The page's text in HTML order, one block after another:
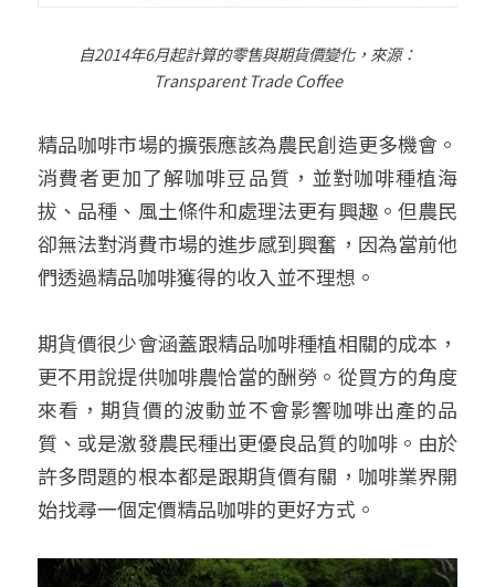
自2014年6月起計算的零售與期貨價變化，來源：
Transparent Trade Coffee
精品咖啡市場的擴張應該為農民創造更多機會。
消費者更加了解咖啡豆品質，並對咖啡種植海
拔、品種、風土條件和處理法更有興趣。但農民
卻無法對消費市場的進步感到興奮，因為當前他
們透過精品咖啡獲得的收入並不理想。
期貨價很少會涵蓋跟精品咖啡種植相關的成本，
更不用說提供咖啡農恰當的酬勞。從買方的角度
來看，期貨價的波動並不會影響咖啡出產的品
質、或是激發農民種出更優良品質的咖啡。由於
許多問題的根本都是跟期貨價有關，咖啡業界開
始找尋一個定價精品咖啡的更好方式。